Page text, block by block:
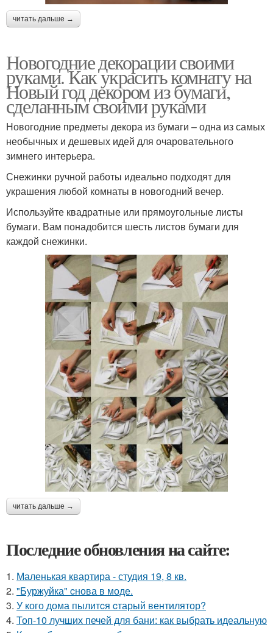
читать дальше →
Новогодние декорации своими
руками. Как украсить комнату на
Новый год декором из бумаги,
сделанным своими руками
Новогодние предметы декора из бумаги – одна из самых
необычных и дешевых идей для очаровательного
зимнего интерьера.
Снежинки ручной работы идеально подходят для
украшения любой комнаты в новогодний вечер.
Используйте квадратные или прямоугольные листы
бумаги. Вам понадобится шесть листов бумаги для
каждой снежинки.
читать дальше →
Последние обновления на сайте:
1. Маленькая квартира - студия 19, 8 кв.
2. "Буржуйка" cнова в моде.
3. У кого дома пылитcя cтарый вентилятор?
4. Топ-10 лучших печей для бани: как выбрать идеальную